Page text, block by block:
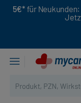
5€* für Neukunden: